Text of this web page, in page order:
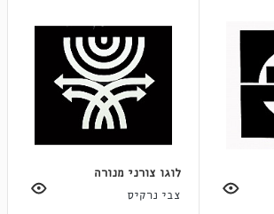
לוגו צורני מנורה
צבי נרקיס